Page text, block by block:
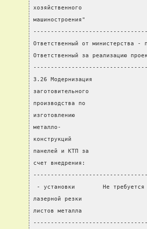
хозяйственного
машиностроения"
Ответственный от министерства -
Ответственный за реализацию
3.26 Модернизация
заготовительного
производства по
изготовлению
металло-
конструкций
панелей и КТП за
счет внедрения:
- установки        Не
лазерной резки
листов металла